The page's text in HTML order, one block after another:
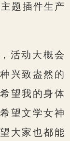
题插件生产
活动大概会
兴致盎然的
望我的身体
望文学女神
大家也都能